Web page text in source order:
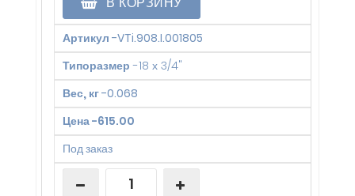
Артикул -VTi.908.I.001805
Типоразмер -18 х 3/4"
Вес, кг-0.068
Цена-615.00
Под заказ